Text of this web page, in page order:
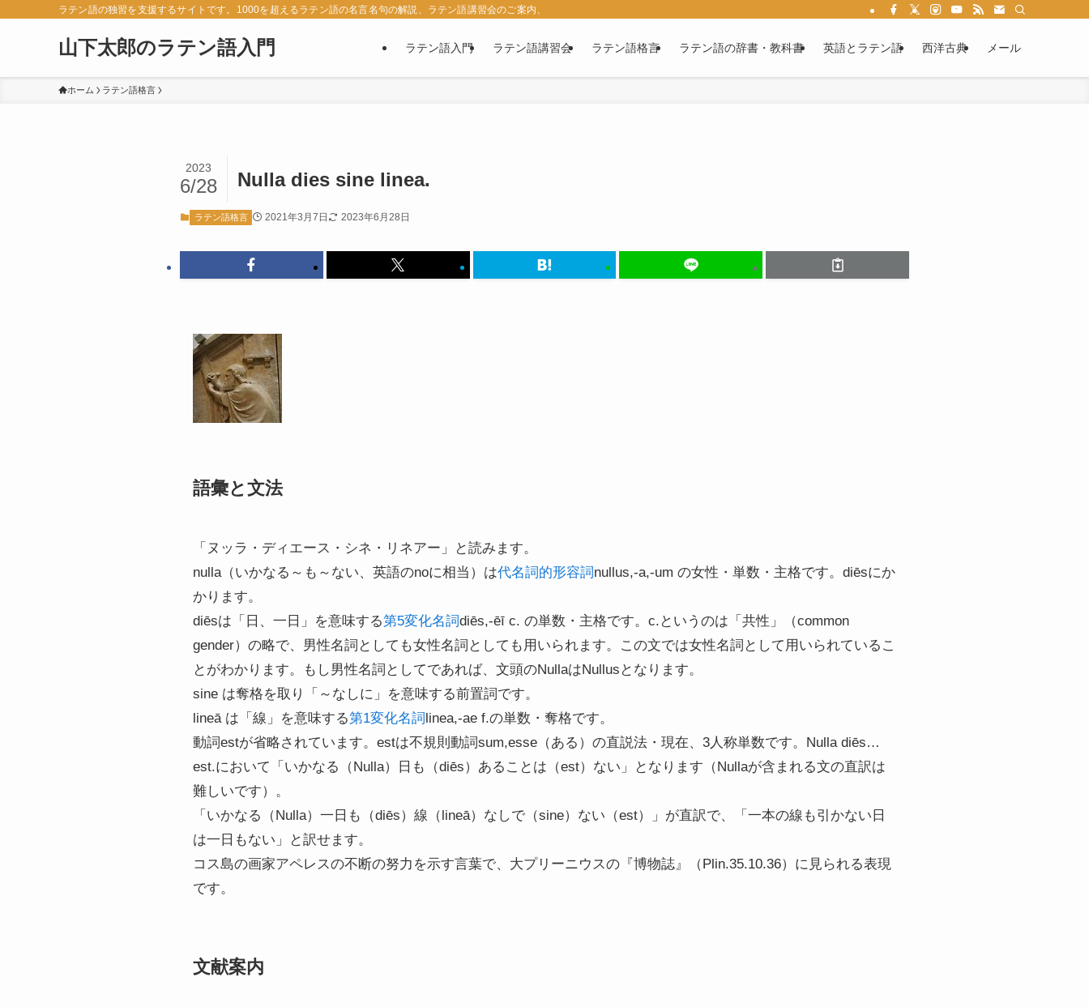
ラテン語の独習を支援するサイトです。1000を超えるラテン語の名言名句の解説、ラテン語講習会のご案内、西洋古典の紹介など、ラテン語に関する情報満載です。ラテン語文法を学べば、あなたもカエサルやウェルギリウスの作
山下太郎のラテン語入門 ラテン語入門 ラテン語講習会 ラテン語格言 ラテン語の辞書・教科書 英語とラテン語 西洋古典 メール
ホーム ラテン語格言
Nulla dies sine linea.
2023
6/28
ラテン語格言 2021年3月7日 2023年6月28日
語彙と文法
「ヌッラ・ディエース・シネ・リネアー」と読みます。
nulla（いかなる～も～ない、英語のnoに相当）は代名詞的形容詞 nullus,-a,-um の女性・単数・主格です。diēsにか
かります。
diēsは「日、一日」を意味する第5変化名詞diēs,-ēī c. の単数・主格です。c.というのは「共性」（common
gender）の略で、男性名詞としても女性名詞としても用いられます。この文では女性名詞として用いられているこ
とがわかります。もし男性名詞としてであれば、文頭のNullaはNullusとなります。
sine は奪格を取り「～なしに」を意味する前置詞です。
lineā は「線」を意味する第1変化名詞 linea,-ae f.の単数・奪格です。
動詞estが省略されています。estは不規則動詞sum,esse（ある）の直説法・現在、3人称単数です。Nulla diēs…
est.において「いかなる（Nulla）日も（diēs）あることは（est）ない」となります（Nullaが含まれる文の直訳は
難しいです）。
「いかなる（Nulla）一日も（diēs）線（lineā）なしで（sine）ない（est）」が直訳で、「一本の線も引かない日
は一日もない」と訳せます。
コス島の画家アペレスの不断の努力を示す言葉で、大プリーニウスの『博物誌』（Plin.35.10.36）に見られる表現
です。
文献案内